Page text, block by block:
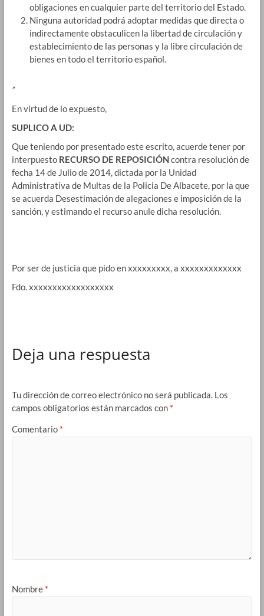
obligaciones en cualquier parte del territorio del Estado.
Ninguna autoridad podrá adoptar medidas que directa o
indirectamente obstaculicen la libertad de circulación y
establecimiento de las personas y la libre circulación de
bienes en todo el territorio español.
”
En virtud de lo expuesto,
SUPLICO A UD:
Que teniendo por presentado este escrito, acuerde tener por
interpuesto RECURSO DE REPOSICIÓNcontra resolución de
fecha 14 de Julio de 2014, dictada por la Unidad
Administrativa de Multas de la Policia De Albacete, por la que
se acuerda Desestimación de alegaciones e imposición de la
sanción, y estimando el recurso anule dicha resolución.
Por ser de justicia que pido en xxxxxxxxx, a xxxxxxxxxxxxx
Fdo. xxxxxxxxxxxxxxxxxx
Deja una respuesta
Tu dirección de correo electrónico no será publicada. Los
campos obligatorios están marcados con *
Comentario *
Nombre *